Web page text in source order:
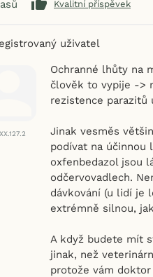
Kvalitní příspěvek
uživatel
Ochranné lhůty na
člověk to vypije ->
rezistence parazitů
Jinak vesměs
podívat na účinnou
oxfenbedazol jsou
odčervovadlech.
dávkování (u lidí je
extrémně silnou,
A když budete mít
jinak, než
protože vám